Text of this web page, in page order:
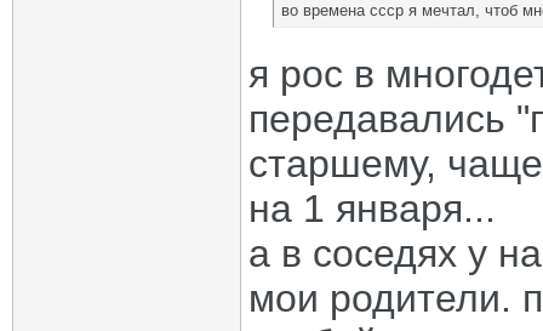
во времена ссср я мечтал, чтоб
я рос в
передавались
старшему,
на 1 января...
а в соседях у
мои родители.